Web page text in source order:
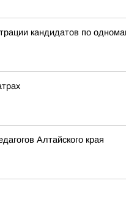
кандидатов по
Алтайского края